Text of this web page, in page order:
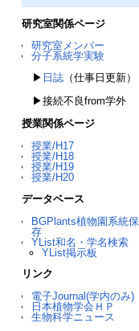
研究室関係ページ
研究室メンバー
分子系統学実験
▶ 日誌（仕事日更新）
▶接続不良from学外
授業関係ページ
授業/H17
授業/H18
授業/H19
授業/H20
データベース
BGPlants植物園系統保
存
YList和名・学名検索
YList掲示板
リンク
電子Journal(学内のみ)
日本植物学会ＨＰ
生物科学ニュース